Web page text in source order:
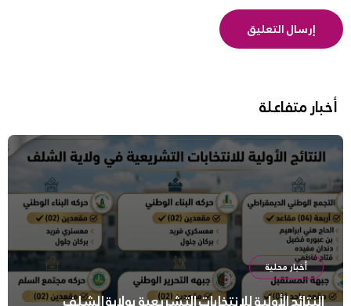
أخبار متفاعلة
أخبار محلية
النتائج الأولية للانتخابات التشريعية بولاية الشلف